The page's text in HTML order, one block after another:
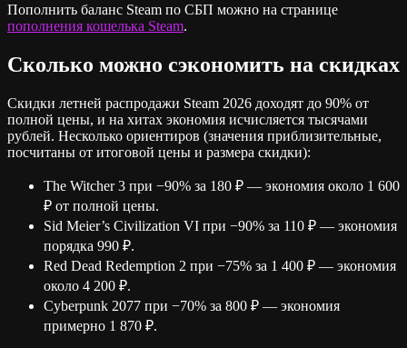
Пополнить баланс Steam по СБП можно на странице
пополнения кошелька Steam.
Сколько можно сэкономить на скидках
Скидки летней распродажи Steam 2026 доходят до 90% от
полной цены, и на хитах экономия исчисляется тысячами
рублей. Несколько ориентиров (значения приблизительные,
посчитаны от итоговой цены и размера скидки):
The Witcher 3 при −90% за 180 ₽ — экономия около 1 600
₽ от полной цены.
Sid Meier’s Civilization VI при −90% за 110 ₽ — экономия
порядка 990 ₽.
Red Dead Redemption 2 при −75% за 1 400 ₽ — экономия
около 4 200 ₽.
Cyberpunk 2077 при −70% за 800 ₽ — экономия
примерно 1 870 ₽.